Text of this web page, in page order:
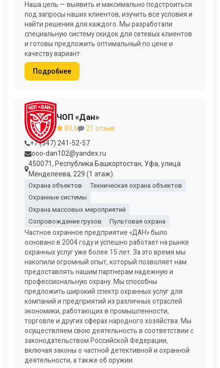
Наша цель — выявить и максимально подстроиться
под запросы наших клиентов, изучить все условия и
найти решения для каждого. Мы разработали
специальную систему скидок для сетевых клиентов
и готовы предложить оптимальный по цене и
качеству вариант.
Подробнее
ЧОП «Дан»
80,6
21 отзыв
+7 (347) 241-52-57
ooo-dan102@yandex.ru
450071, Республика Башкортостан, Уфа, улица
Менделеева, 229 (1 этаж).
Охрана объектов
Техническая охрана объектов
Охранные системы
Охрана массовых мероприятий
Сопровождение грузов
Пультовая охрана
Частное охранное предприятие «ДАН» было
основано в 2004 году и успешно работает на рынке
охранных услуг уже более 15 лет. За это время мы
накопили огромный опыт, который позволяет нам
предоставлять нашим партнерам надежную и
профессиональную охрану. Мы способны
предложить широкий спектр охранных услуг для
компаний и предприятий из различных отраслей
экономики, работающих в промышленности,
торговле и других сферах народного хозяйства. Мы
осуществляем свою деятельность в соответствии с
законодательством Российской Федерации,
включая законы о частной детективной и охранной
деятельности, а также об оружии.